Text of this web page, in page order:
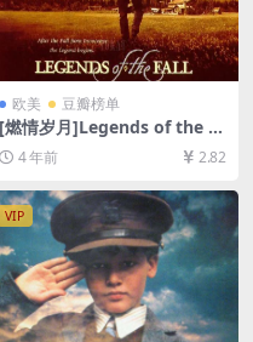
欧美 豆瓣榜单
[燃情岁月]Legends of the F
all (1994)[百度网盘+迅雷云盘
资源1080P超清未删减][MP4/
9.6GB][中英字幕]
4 年前 2.82
VIP